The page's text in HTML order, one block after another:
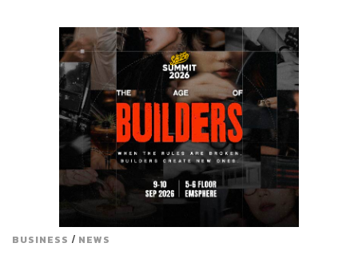
BUSINESS / NEWS